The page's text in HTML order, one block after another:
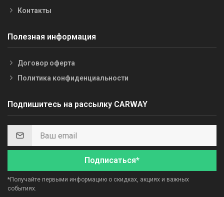
Контакты
Полезная информация
Договор оферта
Политика конфиденциальности
Подпишитесь на рассылку CARWAY
Подписаться*
*Получайте первыми информацию о скидках, акциях и важных
событиях.